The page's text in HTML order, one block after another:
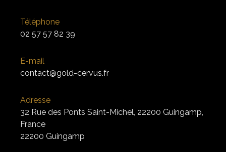
Téléphone
02 57 57 82 39
E-mail
contact@gold-cervus.fr
Adresse
32 Rue des Ponts Saint-Michel, 22200 Guingamp,
France
22200 Guingamp